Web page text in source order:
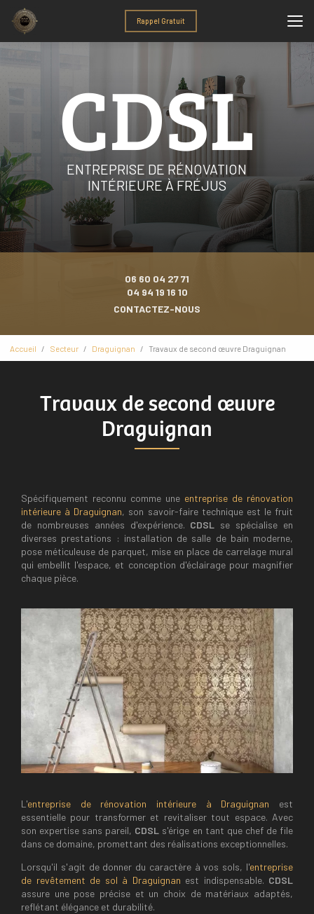
contenu
Rappel Gratuit
ENTREPRISE DE RÉNOVATION
INTÉRIEURE À FRÉJUS
06 60 04 27 71
04 94 19 16 10
CONTACTEZ-NOUS
Accueil Secteur Draguignan Travaux de second œuvre Draguignan
Travaux de second œuvre
Draguignan
Spécifiquement reconnu comme une entreprise de rénovation
intérieure à Draguignan, son savoir-faire technique est le fruit
de nombreuses années d'expérience. CDSL se spécialise en
diverses prestations : installation de salle de bain moderne,
pose méticuleuse de parquet, mise en place de carrelage mural
qui embellit l'espace, et conception d'éclairage pour magnifier
chaque pièce.
L'entreprise de rénovation intérieure à Draguignan est
essentielle pour transformer et revitaliser tout espace. Avec
son expertise sans pareil, CDSL s'érige en tant que chef de file
dans ce domaine, promettant des réalisations exceptionnelles.
Lorsqu'il s'agit de donner du caractère à vos sols, l'entreprise
de revêtement de sol à Draguignan est indispensable. CDSL
assure une pose précise et un choix de matériaux adaptés,
reflétant élégance et durabilité.